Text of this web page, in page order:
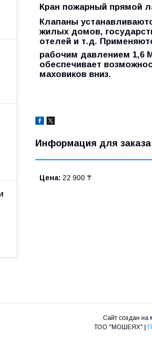
Кран пожарный прямой
Клапаны
жилых домов,
отелей и т.д.
рабочим давлением 1,6
обеспечивает
маховиков вниз.
Информация для заказа
Цена: 22 900 ₸
Сайт создан на
ТОО "МОШЕЯХ" |